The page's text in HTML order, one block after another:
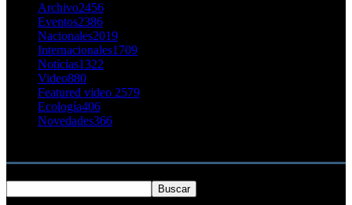
Archivo2456
Eventos2386
Nacionales2019
Internacionales1709
Noticias1322
Video880
Featured video 2579
Ecología406
Novedades366